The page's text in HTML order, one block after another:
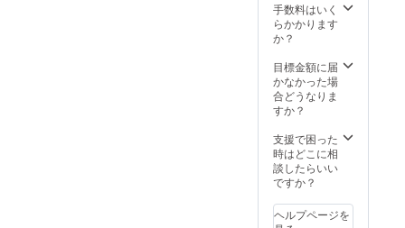
手数料はいく
らかかります
か？
目標金額に届
かなかった場
合どうなりま
すか？
支援で困った
時はどこに相
談したらいい
ですか？
ヘルプページを